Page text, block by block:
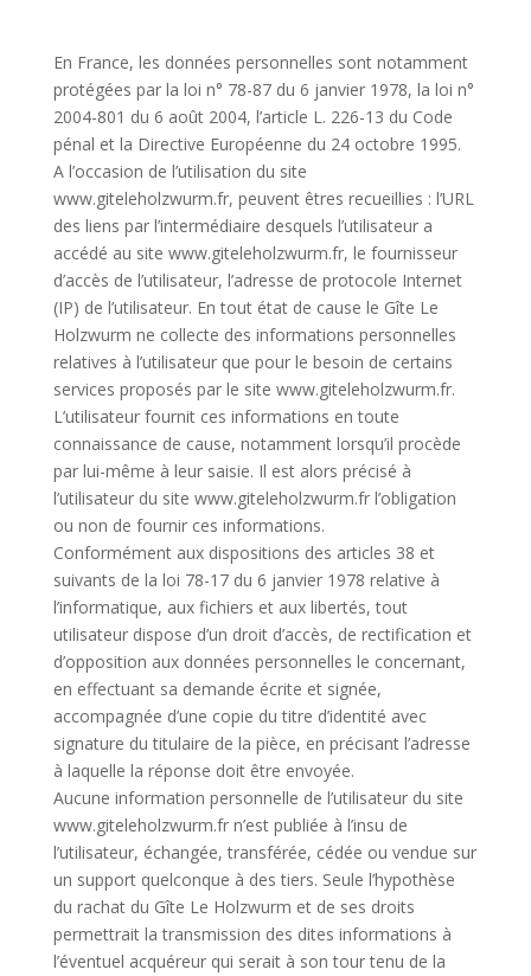
En France, les données personnelles sont notamment
protégées par la loi n° 78-87 du 6 janvier 1978, la loi n°
2004-801 du 6 août 2004, l’article L. 226-13 du Code
pénal et la Directive Européenne du 24 octobre 1995.
A l’occasion de l’utilisation du site
www.giteleholzwurm.fr, peuvent êtres recueillies : l’URL
des liens par l’intermédiaire desquels l’utilisateur a
accédé au site www.giteleholzwurm.fr, le fournisseur
d’accès de l’utilisateur, l’adresse de protocole Internet
(IP) de l’utilisateur. En tout état de cause le Gîte Le
Holzwurm ne collecte des informations personnelles
relatives à l’utilisateur que pour le besoin de certains
services proposés par le site www.giteleholzwurm.fr.
L’utilisateur fournit ces informations en toute
connaissance de cause, notamment lorsqu’il procède
par lui-même à leur saisie. Il est alors précisé à
l’utilisateur du site www.giteleholzwurm.fr l’obligation
ou non de fournir ces informations.
Conformément aux dispositions des articles 38 et
suivants de la loi 78-17 du 6 janvier 1978 relative à
l’informatique, aux fichiers et aux libertés, tout
utilisateur dispose d’un droit d’accès, de rectification et
d’opposition aux données personnelles le concernant,
en effectuant sa demande écrite et signée,
accompagnée d’une copie du titre d’identité avec
signature du titulaire de la pièce, en précisant l’adresse
à laquelle la réponse doit être envoyée.
Aucune information personnelle de l’utilisateur du site
www.giteleholzwurm.fr n’est publiée à l’insu de
l’utilisateur, échangée, transférée, cédée ou vendue sur
un support quelconque à des tiers. Seule l’hypothèse
du rachat du Gîte Le Holzwurm et de ses droits
permettrait la transmission des dites informations à
l’éventuel acquéreur qui serait à son tour tenu de la